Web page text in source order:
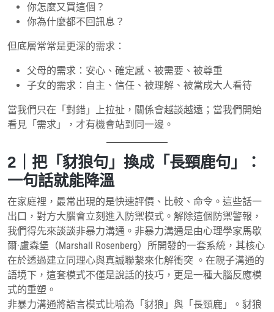
你怎麼又買這個？
你為什麼都不回訊息？
但底層常常是更深的需求：
父母的需求：安心、確定感、被需要、被尊重
子女的需求：自主、信任、被理解、被當成大人看待
當我們只在「對錯」上拉扯，關係會越談越遠；當我們開始
看見「需求」，才有機會站到同一邊。
2｜把「豺狼句」換成「長頸鹿句」：
一句話就能降溫
在家庭裡，最常出現的是快速評價、比較、命令。這些話一
出口，對方大腦會立刻進入防禦模式。解除這個防禦警報，
我們得先來談談非暴力溝通。非暴力溝通是由心理學家馬歇
爾·盧森堡（Marshall Rosenberg）所開發的一套系統，其核心
在於透過建立同理心與真誠聯繫來化解衝突 。在親子溝通的
語境下，這套模式不僅是說話的技巧，更是一種大腦反應模
式的重塑。
非暴力溝通將語言模式比喻為「豺狼」與「長頸鹿」。豺狼